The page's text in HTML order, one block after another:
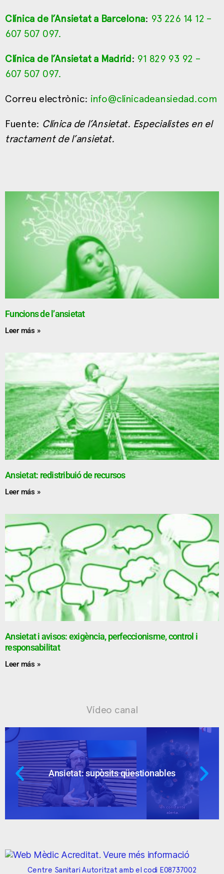
Clínica de l’Ansietat a Barcelona: 93 226 14 12 –
607 507 097.
Clínica de l’Ansietat a Madrid: 91 829 93 92 –
607 507 097.
Correu electrònic: info@clinicadeansiedad.com
Fuente: Clínica de l’Ansietat. Especialistes en el
tractament de l’ansietat.
Funcions de l’ansietat
Leer más »
Ansietat: redistribuió de recursos
Leer más »
Ansietat i avisos: exigència, perfeccionisme, control i
responsabilitat
Leer más »
Vídeo canal
Ansietat: supòsits qüestionables
Centre Sanitari Autoritzat amb el codi E08737002